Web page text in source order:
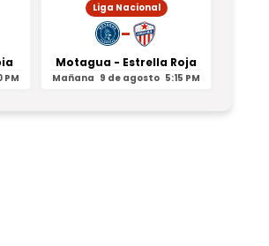
PM
Liga Nacional
-
Motagua - Estrella Roja
Mañana 9 de agosto 5:15 PM